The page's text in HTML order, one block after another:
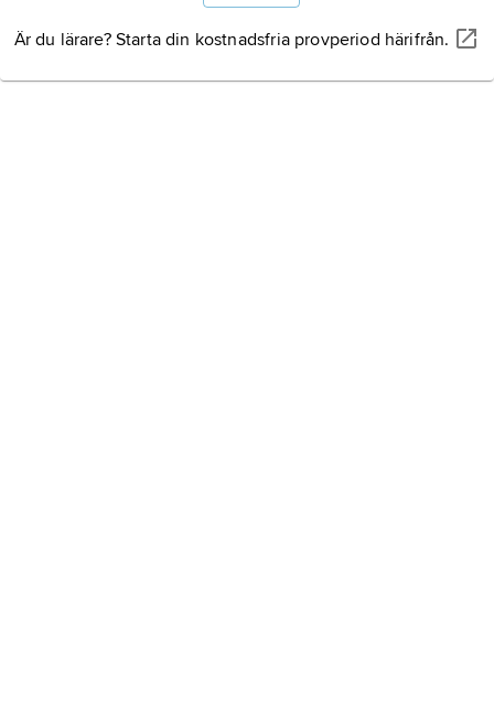
Är du lärare? Starta din kostnadsfria provperiod härifrån.